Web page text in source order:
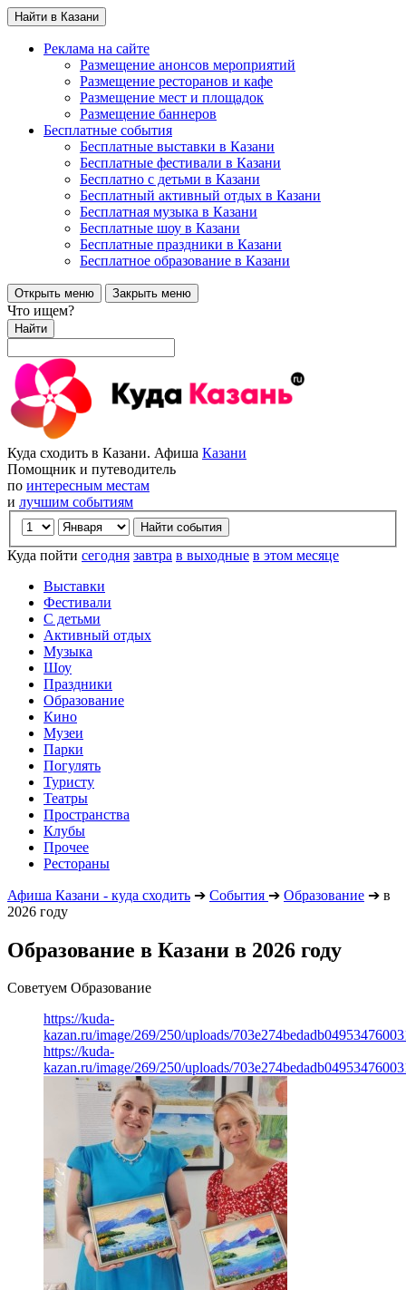
Найти в Казани
Реклама на сайте
Размещение анонсов мероприятий
Размещение ресторанов и кафе
Размещение мест и площадок
Размещение баннеров
Бесплатные события
Бесплатные выставки в Казани
Бесплатные фестивали в Казани
Бесплатно с детьми в Казани
Бесплатный активный отдых в Казани
Бесплатная музыка в Казани
Бесплатные шоу в Казани
Бесплатные праздники в Казани
Бесплатное образование в Казани
Открыть меню Закрыть меню
Что ищем?
Найти
Куда сходить в Казани. Афиша Казани
Помощник и путеводитель
по интересным местам
и лучшим событиям
Куда пойти сегодня завтра в выходные в этом месяце
Выставки
Фестивали
С детьми
Активный отдых
Музыка
Шоу
Праздники
Образование
Кино
Музеи
Парки
Погулять
Туристу
Театры
Пространства
Клубы
Прочее
Рестораны
Афиша Казани - куда сходить ➔ События ➔ Образование ➔ в
2026 году
Образование в Казани в 2026 году
Советуем Образование
https://kuda-
kazan.ru/image/269/250/uploads/
https://kuda-
kazan.ru/image/269/250/uploads/